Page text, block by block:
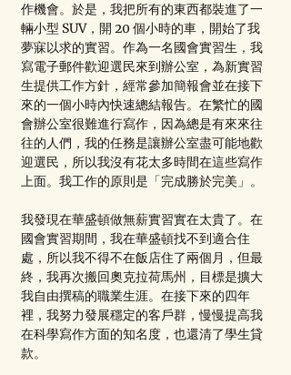
作機會。於是，我把所有的東西都裝進了一
輛小型 SUV，開 20 個小時的車，開始了我
夢寐以求的實習。作為一名國會實習生，我
寫電子郵件歡迎選民來到辦公室，為新實習
生提供工作方針，經常參加簡報會並在接下
來的一個小時內快速總結報告。在繁忙的國
會辦公室很難進行寫作，因為總是有來來往
往的人們，我的任務是讓辦公室盡可能地歡
迎選民，所以我沒有花太多時間在這些寫作
上面。我工作的原則是「完成勝於完美」。
我發現在華盛頓做無薪實習實在太貴了。在
國會實習期間，我在華盛頓找不到適合住
處，所以我不得不在飯店住了兩個月，但最
終，我再次搬回奧克拉荷馬州，目標是擴大
我自由撰稿的職業生涯。在接下來的四年
裡，我努力發展穩定的客戶群，慢慢提高我
在科學寫作方面的知名度，也還清了學生貸
款。